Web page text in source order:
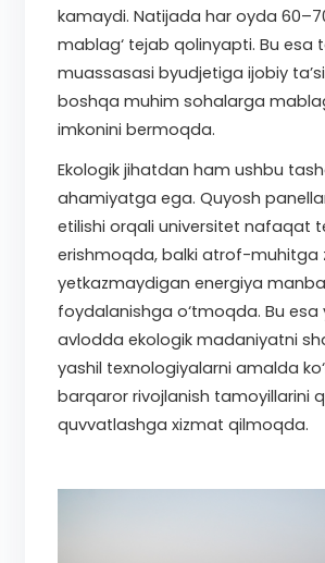
kamaydi. Natijada har oyda
mablag‘ tejab qolinyapti. Bu esa
muassasasi byudjetiga ijobiy
boshqa muhim sohalarga
imkonini bermoqda.
Ekologik jihatdan ham ushbu
ahamiyatga ega. Quyosh
etilishi orqali universitet nafaqat
erishmoqda, balki atrof-muhitga
yetkazmaydigan energiya
foydalanishga o‘tmoqda. Bu esa
avlodda ekologik madaniyatni
yashil texnologiyalarni amalda
barqaror rivojlanish tamoyillarini
quvvatlashga xizmat qilmoqda.